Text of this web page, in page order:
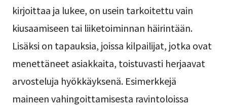
kirjoittaa ja lukee, on usein tarkoitettu vain
kiusaamiseen tai liiketoiminnan häirintään.
Lisäksi on tapauksia, joissa kilpailijat, jotka ovat
menettäneet asiakkaita, toistuvasti herjaavat
arvosteluja hyökkäyksenä. Esimerkkejä
maineen vahingoittamisesta ravintoloissa